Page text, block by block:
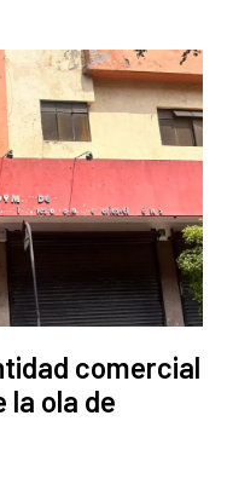
comercial
la ola de